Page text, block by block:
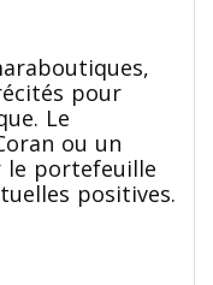
pour
Le
ou un
le portefeuille
positives.